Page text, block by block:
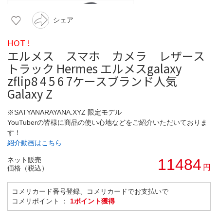
シェア
HOT !
エルメス スマホ カメラ レザース
トラック Hermes エルメスgalaxy
zflip8 4 5 6 7ケースブランド人気
Galaxy Z
※SATYANARAYANA.XYZ 限定モデル
YouTuberの皆様に商品の使い心地などをご紹介いただいておりま
す！
紹介動画はこちら
ネット販売
価格（税込）
11484 円
コメリカード番号登録、コメリカードでお支払いで
コメリポイント ： 1ポイント獲得